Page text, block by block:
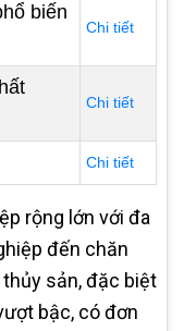
biến
Chi tiết
Chi tiết
Chi tiết
rộng lớn với đa
đến chăn
sản, đặc biệt
bậc, có đơn